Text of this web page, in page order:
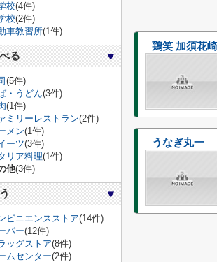
鶏笑 加須花
うなぎ丸一
校(4件)
校(2件)
車教習所(1件)
る
(5件)
・うどん(3件)
(1件)
ミリーレストラン(2件)
メン(1件)
ーツ(3件)
リア料理(1件)
他(3件)
ビニエンスストア(14件)
パー(12件)
ッグストア(8件)
ムセンター(2件)